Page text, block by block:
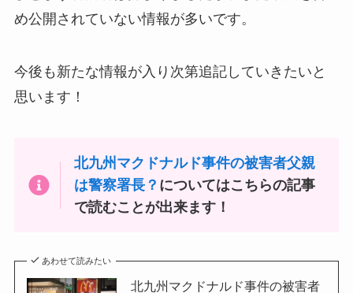
め公開されていない情報が多いです。
今後も新たな情報が入り次第追記していきたいと
思います！
北九州マクドナルド事件の被害者父親
は警察署長？ についてはこちらの記事
で読むことが出来ます！
あわせて読みたい
北九州マクドナルド事件の被害者